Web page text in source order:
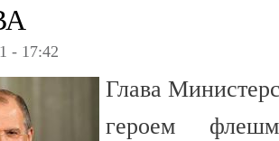
- 17:42
Глава
героем